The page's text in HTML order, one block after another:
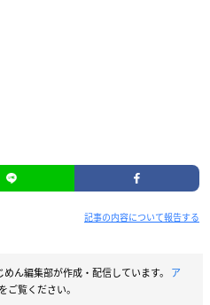
記事の内容について報告する
めん編集部が作成・配信しています。 ア
ご覧ください。